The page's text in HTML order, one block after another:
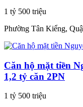
1 tỷ 500 triệu
Phường Tân Kiểng,
Căn hộ mặt tiền
1,2 tỷ căn 2PN
1 tỷ 500 triệu